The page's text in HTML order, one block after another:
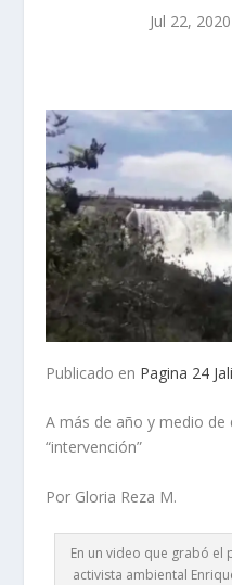
Jul 22, 2020
Publicado en Pagina 24
A más de año y medio de
“intervención”
Por Gloria Reza M.
En un video que grabó
activista ambiental